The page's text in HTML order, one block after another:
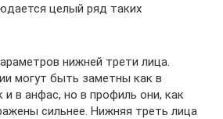
целый ряд таких
нижней трети лица.
могут быть заметны как в
и в анфас, но в профиль они, как
сильнее. Нижняя треть лица